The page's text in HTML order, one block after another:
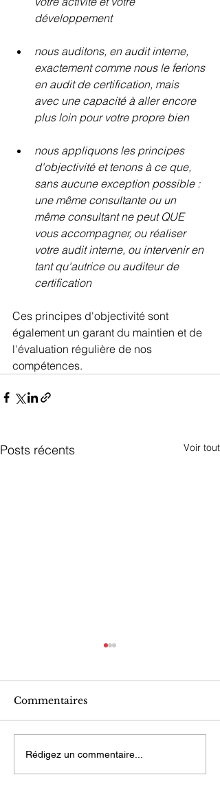
développement
nous auditons, en audit interne,
exactement comme nous le ferions
en audit de certification, mais
avec une capacité à aller encore
plus loin pour votre propre bien
nous appliquons les principes
d'objectivité et tenons à ce que,
sans aucune exception possible :
une même consultante ou un
même consultant ne peut QUE
vous accompagner, ou réaliser
votre audit interne, ou intervenir en
tant qu'autrice ou auditeur de
certification
Ces principes d'objectivité sont
également un garant du maintien et de
l'évaluation régulière de nos
compétences.
Posts récents Voir tout
UN PORTEFEUILLE
DES RISQUES... pour
Commentaires
Rédigez un commentaire...